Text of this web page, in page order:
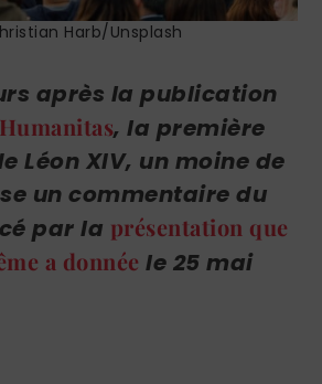
Harb/Unsplash
après la publication
, la première
Léon XIV, un moine de
un commentaire du
par la présentation que
a donnée le 25 mai